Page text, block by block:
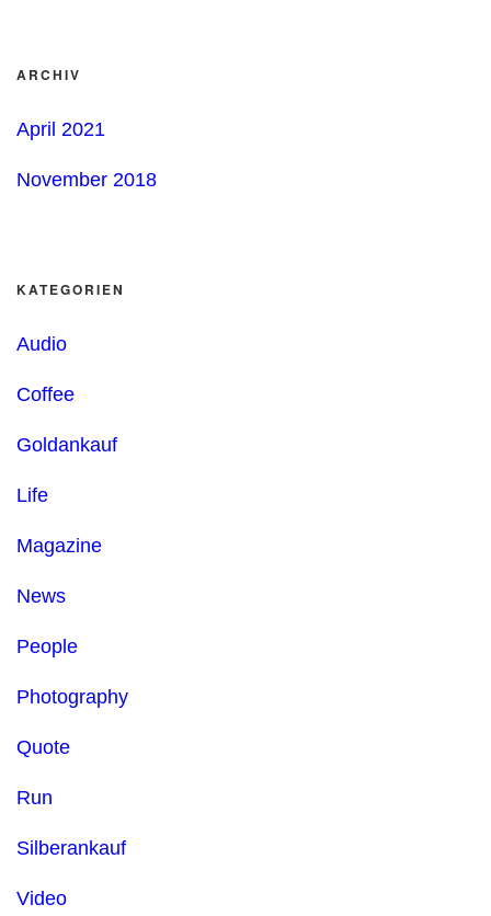
ARCHIV
April 2021
November 2018
KATEGORIEN
Audio
Coffee
Goldankauf
Life
Magazine
News
People
Photography
Quote
Run
Silberankauf
Video